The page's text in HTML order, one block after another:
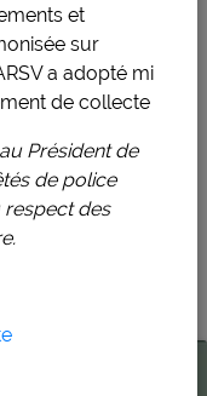
et
sur
a adopté mi
de collecte
Président de
de police
respect des